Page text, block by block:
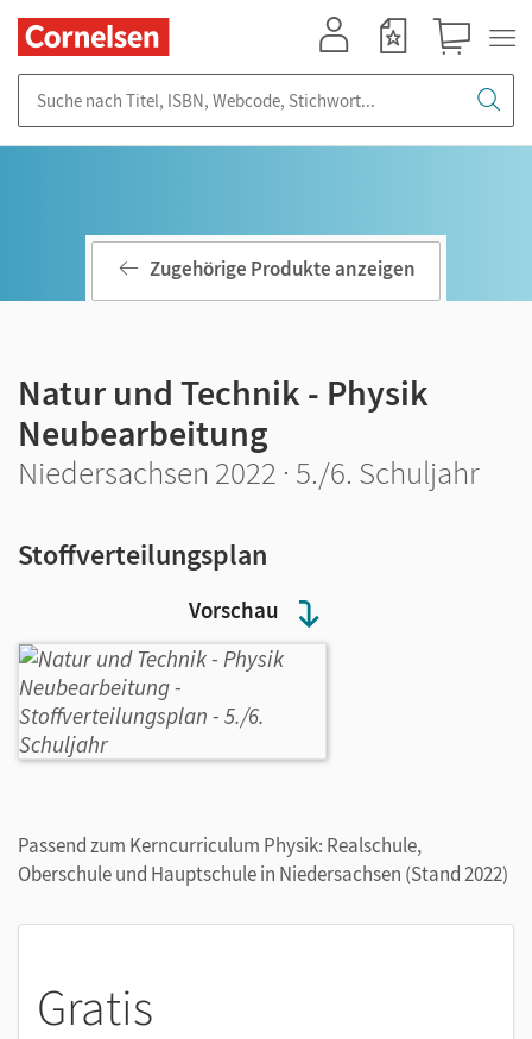
Vorschau
Zugehörige Produkte anzeigen
Natur und Technik - Physik
Neubearbeitung
Niedersachsen 2022 · 5./6. Schuljahr
Stoffverteilungsplan
Passend zum Kerncurriculum Physik: Realschule,
Oberschule und Hauptschule in Niedersachsen (Stand 2022)
Gratis